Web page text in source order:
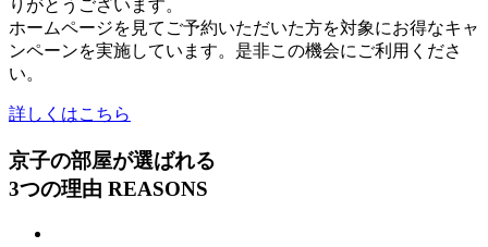
りがとうございます。
ホームページを見てご予約いただいた方を対象にお得なキャ
ンペーンを実施しています。是非この機会にご利用くださ
い。
詳しくはこちら
京子の部屋が選ばれる
3つの理由 REASONS